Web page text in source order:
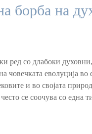
борба на
ред со длабоки
човечката еволуција
и во својата
се соочува со една